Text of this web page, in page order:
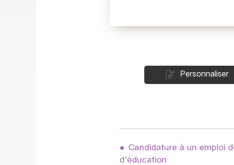
Personnaliser
Candidature à un emploi
d'éducation